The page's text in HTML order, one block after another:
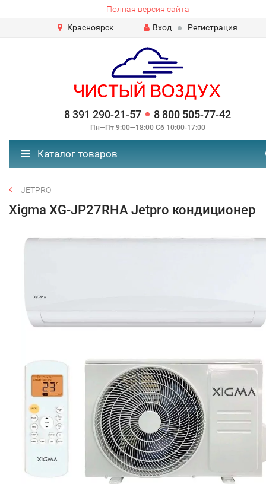
Полная версия сайта
Красноярск
Вход Регистрация
8 391 290-21-57 8 800 505-77-42
Пн—Пт 9:00—18:00 Сб 10:00-17:00
Каталог товаров
JETPRO
Xigma XG-JP27RHA Jetpro кондиционер